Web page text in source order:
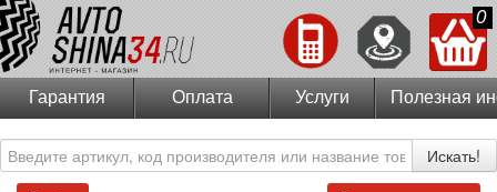
0
Гарантия Оплата Услуги Полезная
Искать!